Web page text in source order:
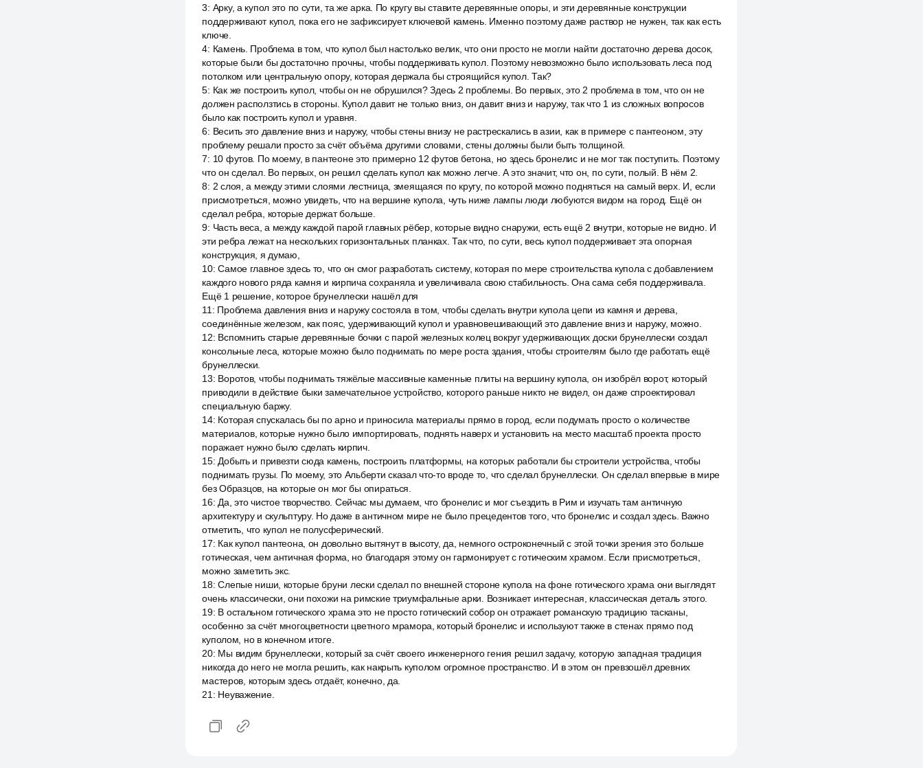
3: Арку, а купол это по сути, та же арка. По кругу вы ставите деревянные опоры, и эти деревянные конструкции
поддерживают купол, пока его не зафиксирует ключевой камень. Именно поэтому даже раствор не нужен, так как есть
ключе.
4: Камень. Проблема в том, что купол был настолько велик, что они просто не могли найти достаточно дерева досок,
которые были бы достаточно прочны, чтобы поддерживать купол. Поэтому невозможно было использовать леса под
потолком или центральную опору, которая держала бы строящийся купол. Так?
5: Как же построить купол, чтобы он не обрушился? Здесь 2 проблемы. Во первых, это 2 проблема в том, что он не
должен расползтись в стороны. Купол давит не только вниз, он давит вниз и наружу, так что 1 из сложных вопросов
было как построить купол и уравня.
6: Весить это давление вниз и наружу, чтобы стены внизу не растрескались в азии, как в примере с пантеоном, эту
проблему решали просто за счёт объёма другими словами, стены должны были быть толщиной.
7: 10 футов. По моему, в пантеоне это примерно 12 футов бетона, но здесь бронелис и не мог так поступить. Поэтому
что он сделал. Во первых, он решил сделать купол как можно легче. А это значит, что он, по сути, полый. В нём 2.
8: 2 слоя, а между этими слоями лестница, змеящаяся по кругу, по которой можно подняться на самый верх. И, если
присмотреться, можно увидеть, что на вершине купола, чуть ниже лампы люди любуются видом на город. Ещё он
сделал ребра, которые держат больше.
9: Часть веса, а между каждой парой главных рёбер, которые видно снаружи, есть ещё 2 внутри, которые не видно. И
эти ребра лежат на нескольких горизонтальных планках. Так что, по сути, весь купол поддерживает эта опорная
конструкция, я думаю,
10:Самое главное здесь то, что он смог разработать систему, которая по мере строительства купола с добавлением
каждого нового ряда камня и кирпича сохраняла и увеличивала свою стабильность. Она сама себя поддерживала.
Ещё 1 решение, которое брунеллески нашёл для
11 : Проблема давления вниз и наружу состояла в том, чтобы сделать внутри купола цепи из камня и дерева,
соединённые железом, как пояс, удерживающий купол и уравновешивающий это давление вниз и наружу, можно.
12: Вспомнить старые деревянные бочки с парой железных колец вокруг удерживающих доски брунеллески создал
консольные леса, которые можно было поднимать по мере роста здания, чтобы строителям было где работать ещё
брунеллески.
13: Воротов, чтобы поднимать тяжёлые массивные каменные плиты на вершину купола, он изобрёл ворот, который
приводили в действие быки замечательное устройство, которого раньше никто не видел, он даже спроектировал
специальную баржу.
14: Которая спускалась бы по арно и приносила материалы прямо в город, если подумать просто о количестве
материалов, которые нужно было импортировать, поднять наверх и установить на место масштаб проекта просто
поражает нужно было сделать кирпич.
15: Добыть и привезти сюда камень, построить платформы, на которых работали бы строители устройства, чтобы
поднимать грузы. По моему, это Альберти сказал что-то вроде то, что сделал брунеллески. Он сделал впервые в мире
без Образцов, на которые он мог бы опираться.
16: Да, это чистое творчество. Сейчас мы думаем, что бронелис и мог съездить в Рим и изучать там античную
архитектуру и скульптуру. Но даже в античном мире не было прецедентов того, что бронелис и создал здесь. Важно
отметить, что купол не полусферический.
17: Как купол пантеона, он довольно вытянут в высоту, да, немного остроконечный с этой точки зрения это больше
готическая, чем античная форма, но благодаря этому он гармонирует с готическим храмом. Если присмотреться,
можно заметить экс.
18:Слепые ниши, которые бруни лески сделал по внешней стороне купола на фоне готического храма они выглядят
очень классически, они похожи на римские триумфальные арки. Возникает интересная, классическая деталь этого.
19: В остальном готического храма это не просто готический собор он отражает романскую традицию тасканы,
особенно за счёт многоцветности цветного мрамора, который бронелис и используют также в стенах прямо под
куполом, но в конечном итоге.
20: Мы видим брунеллески, который за счёт своего инженерного гения решил задачу, которую западная традиция
никогда до него не могла решить, как накрыть куполом огромное пространство. И в этом он превзошёл древних
мастеров, которым здесь отдаёт, конечно, да.
21 : Неуважение.